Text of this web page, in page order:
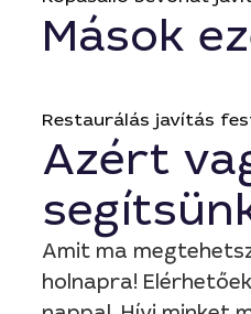
Mások
Restaurálás javítás
Azért
Amit ma
holnapra!